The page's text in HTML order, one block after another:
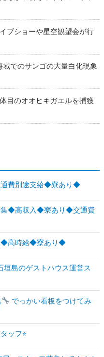
ブショーや星空観望会が行
でのサンゴの大量白化現象
目のオオヒキガエルを捕獲
費別途支給◆寮あり◆
◆高収入◆寮あり◆交通費
◆高時給◆寮あり◆
垣島のゲストハウス運営ス
でっかい看板をつけてみ
ッフ⭐︎